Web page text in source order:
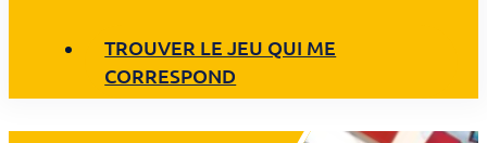
TROUVER LE JEU QUI ME
CORRESPOND